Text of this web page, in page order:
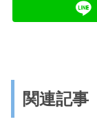
関連記事